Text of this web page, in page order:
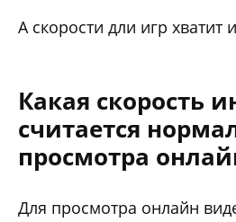
А скорости дли игр
Какая скорость
считается
просмотра
Для просмотра онлайн